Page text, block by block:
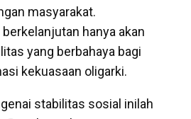
masyarakat.
hanya akan
yang berbahaya bagi
kekuasaan oligarki.
stabilitas sosial inilah